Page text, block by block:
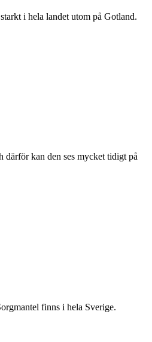
i hela landet utom på Gotland.
kan den ses mycket tidigt på
finns i hela Sverige.